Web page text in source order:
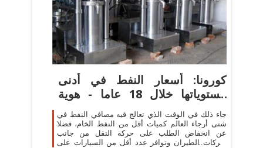
كورونا: أسعار النفط في أدنى
مستوياتها خلال 18 عاما - هوية
بريس
جاء ذلك في الوقت الذي تعالج فيه مصافي النفط في
شتى أرجاء العالم كميات أقل من النفط الخام، فضلا
عن انخفاض الطلب على حركة النقل من جانب
شركات الطيران وتوافر عدد أقل من السيارات على